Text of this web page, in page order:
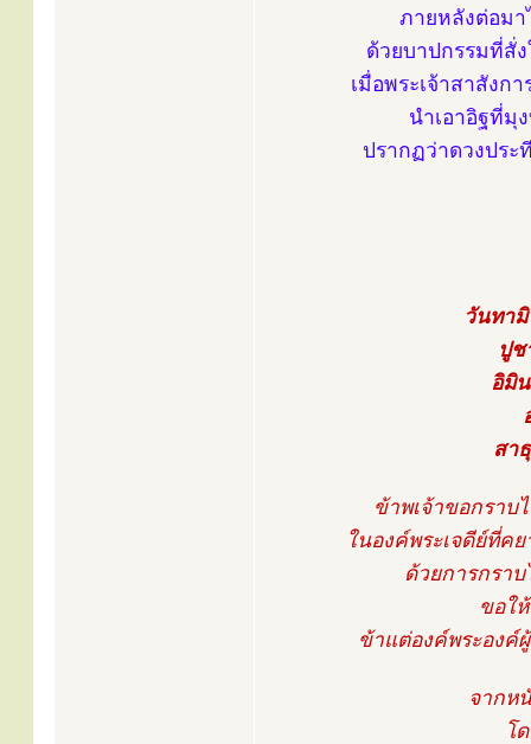
ภายหลังต่อมา
ด้วยบาปกรรมที่สั่
เมื่อพระเจ้าสาสัง
นำเอาอิฐที่มุ
ปรากฏว่าดวงปร
วันทา
ปูช
อิมิ
สา
ข้าพเจ้าขอกราบ
ในองค์พระเจดีย์ที่ค
ด้วยการกรา
ขอใ
ข้าแต่องค์พระองค์
จากห
โ